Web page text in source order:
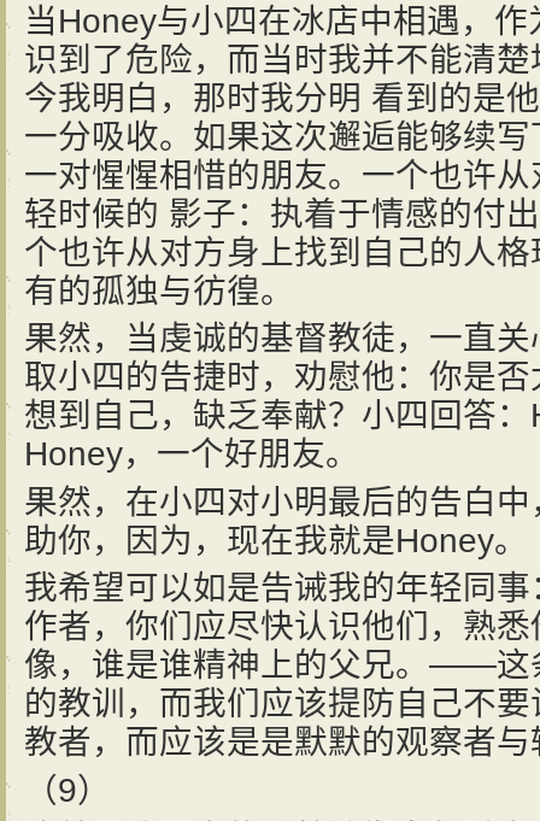
当Honey与小四在冰店中相遇，
识到了危险，而当时我并不能清
今我明白，那时我分明 看到的是
一分吸收。如果这次邂逅能够续
一对惺惺相惜的朋友。一个也许
轻时候的 影子：执着于情感的付
个也许从对方身上找到自己的人
有的孤独与彷徨。
果然，当虔诚的基督教徒，一直
取小四的告捷时，劝慰他：你是
想到自己，缺乏奉献？小四回答
Honey，一个好朋友。
果然，在小四对小明最后的告白
助你，因为，现在我就是Honey。
我希望可以如是告诫我的年轻同
作者，你们应尽快认识他们，熟
像，谁是谁精神上的父兄。——这
的教训，而我们应该提防自己不
教者，而应该是是默默的观察者
（9）